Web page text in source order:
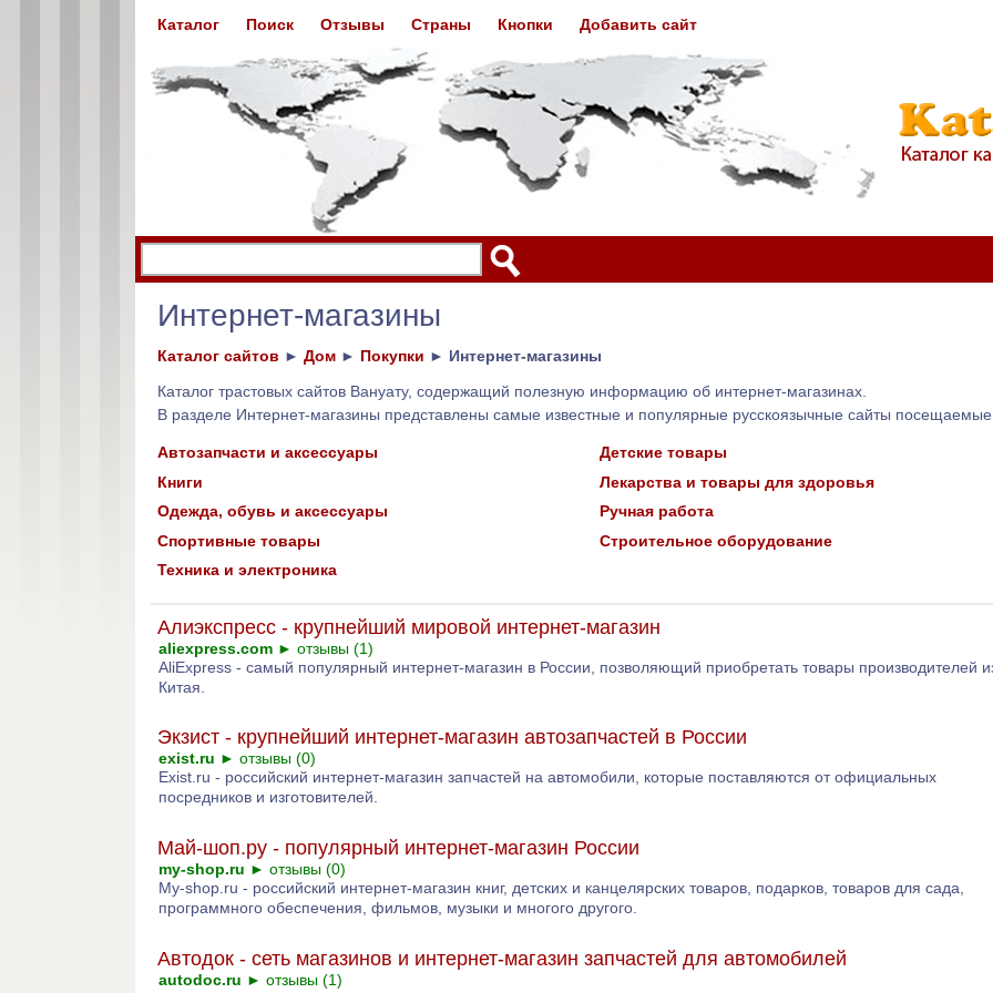
Интернет-магазины
Каталог сайтов ► Дом ► Покупки ► Интернет-магазины
Каталог трастовых сайтов Вануату, содержащий полезную информацию об интернет-магазинах.
В разделе Интернет-магазины представлены самые известные и популярные русскоязычные сайты посещаемые
Автозапчасти и аксессуары
Детские товары
Книги
Лекарства и товары для здоровья
Одежда, обувь и аксессуары
Ручная работа
Спортивные товары
Строительное оборудование
Техника и электроника
Алиэкспресс - крупнейший мировой интернет-магазин
aliexpress.com ► отзывы (1)
AliExpress - самый популярный интернет-магазин в России, позволяющий приобретать товары производителей
Китая.
Экзист - крупнейший интернет-магазин автозапчастей в России
exist.ru ► отзывы (0)
Exist.ru - российский интернет-магазин запчастей на автомобили, которые поставляются от официальных
посредников и изготовителей.
Май-шоп.ру - популярный интернет-магазин России
my-shop.ru ► отзывы (0)
My-shop.ru - российский интернет-магазин книг, детских и канцелярских товаров, подарков, товаров для сада,
программного обеспечения, фильмов, музыки и многого другого.
Автодок - сеть магазинов и интернет-магазин запчастей для автомобилей
autodoc.ru ► отзывы (1)
Каталог Поиск Отзывы Страны Кнопки Добавить сайт